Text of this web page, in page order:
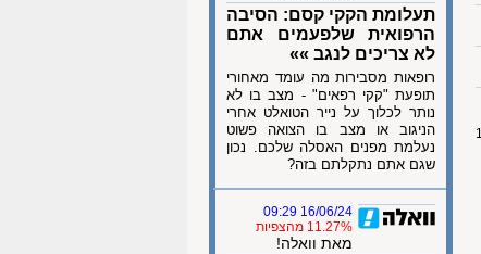
תעלומת הקקי קסם: הסיבה
הרפואית שלפעמים אתם
לא צריכים לנגב »»
רופאות מסבירות מה עומד מאחורי
תופעת "קקי רפאים" - מצב בו לא
נותר לכלוך על נייר הטואלט אחרי
הניגוב או מצב בו הצואה פשוט
נעלמת מפנים האסלה שלכם. נכון
שגם אתם נתקלתם בזה?
16/06/24 09:29
11.27% מהצפיות
מאת וואלה!